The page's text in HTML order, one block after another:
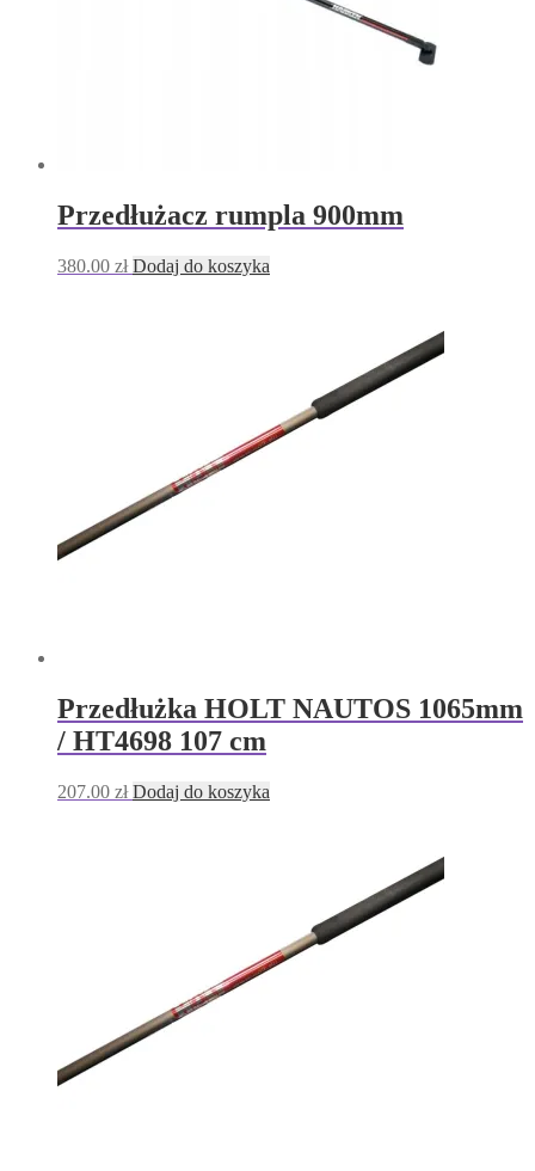
Przedłużacz rumpla 900mm
380.00 zł Dodaj do koszyka
Przedłużka HOLT NAUTOS 1065mm
/ HT4698 107 cm
207.00 zł Dodaj do koszyka